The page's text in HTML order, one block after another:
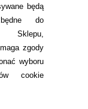
będą
do
Sklepu,
zgody
wyboru
cookie